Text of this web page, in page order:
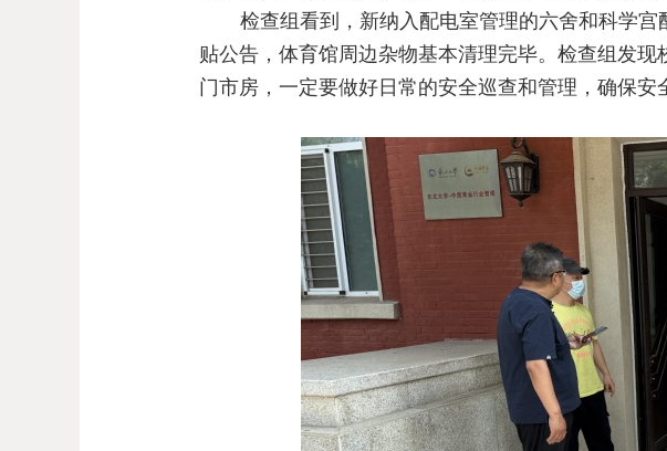
检查组看到，新纳入配电室管理的六舍和科学
贴公告，体育馆周边杂物基本清理完毕。检查组发
门市房，一定要做好日常的安全巡查和管理，确保安